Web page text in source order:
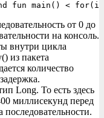
fun main() <
от 0 до
на консоль.
внутри цикла
из пакета
количество
Long. То есть здесь
миллисекунд перед